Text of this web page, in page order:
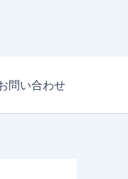
問い合わせ